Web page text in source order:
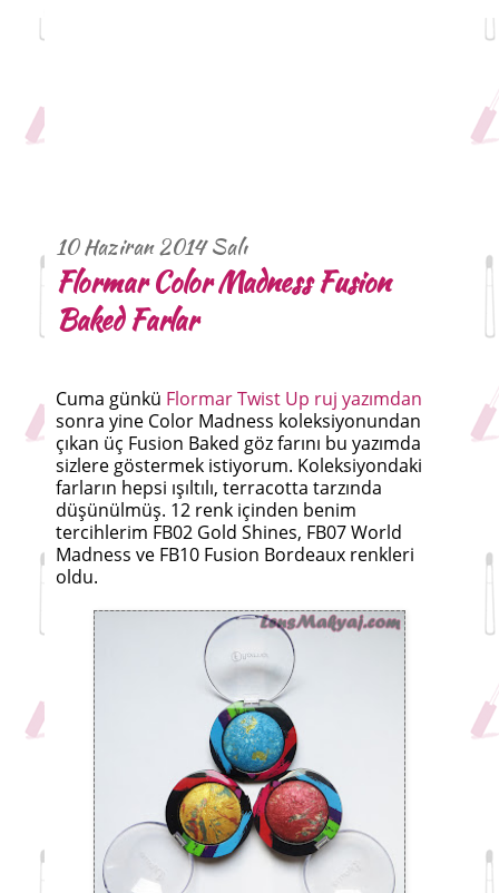
10 Haziran 2014 Salı
Flormar Color Madness Fusion
Baked Farlar
Cuma günkü Flormar Twist Up ruj yazımdan
sonra yine Color Madness koleksiyonundan
çıkan üç Fusion Baked göz farını bu yazımda
sizlere göstermek istiyorum. Koleksiyondaki
farların hepsi ışıltılı, terracotta tarzında
düşünülmüş. 12 renk içinden benim
tercihlerim FB02 Gold Shines, FB07 World
Madness ve FB10 Fusion Bordeaux renkleri
oldu.